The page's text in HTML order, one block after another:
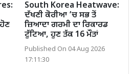
South Korea Heatwave:
ਦੱਖਣੀ ਕੋਰੀਆ ’ਚ ਸਭ ਤੋਂ
ਜ਼ਿਆਦਾ ਗਰਮੀ ਦਾ ਰਿਕਾਰਡ
ਟੁੱਟਿਆ, ਹੁਣ ਤੱਕ 16 ਮੌਤਾਂ
Published On 04 Aug 2026
17:11:30